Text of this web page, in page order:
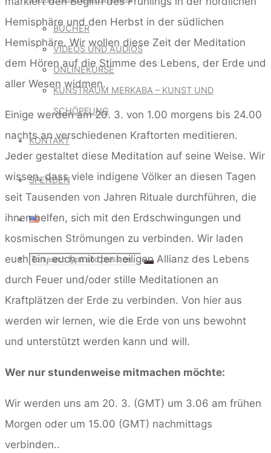
BÜCHER
VIDEOS UND AUDIOS
ONLINEKURSE
KUNSTRAUM MERKABA – KUNST UND
SCHÖPFUNG
KONTAKT
SPENDEN
SEARCH
Search
for:
Search
Hemisphäre und den Herbst in der südlichen
Hemisphäre. Wir wollen diese Zeit der Meditation
dem Hören auf die Stimme des Lebens, der Erde und
aller Wesen widmen.
Einige werden am 20. 3. von 1.00 morgens bis 24.00
nachts an verschiedenen Kraftorten meditieren.
Jeder gestaltet diese Meditation auf seine Weise. Wir
wissen, dass viele indigene Völker an diesen Tagen
seit Tausenden von Jahren Rituale durchführen, die
ihnen helfen, sich mit den Erdschwingungen und
kosmischen Strömungen zu verbinden. Wir laden
euch ein, euch mit der heiligen Allianz des Lebens
durch Feuer und/oder stille Meditationen an
Kraftplätzen der Erde zu verbinden. Von hier aus
werden wir lernen, wie die Erde von uns bewohnt
und unterstützt werden kann und will.
Wer nur stundenweise mitmachen möchte:
Wir werden uns am 20. 3. (GMT) um 3.06 am frühen
Morgen oder um 15.00 (GMT) nachmittags
verbinden..